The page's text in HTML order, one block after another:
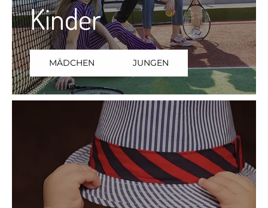
Kinder
MÄDCHEN JUNGEN